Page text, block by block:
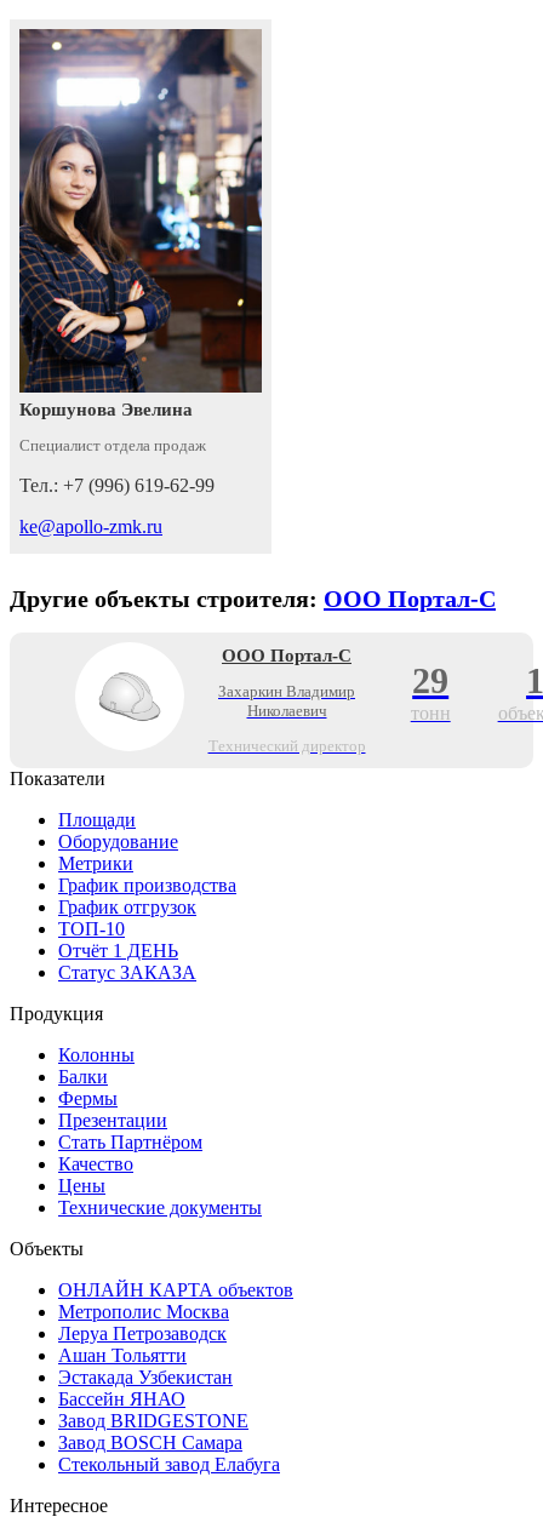
Коршунова Эвелина
Специалист отдела продаж
Тел.: +7 (996) 619-62-99
ke@apollo-zmk.ru
Другие объекты строителя: ООО Портал-С
ООО Портал-С
Захаркин Владимир
Николаевич
Технический директор
29
тонн
Показатели
Площади
Оборудование
Метрики
График производства
График отгрузок
ТОП-10
Отчёт 1 ДЕНЬ
Статус ЗАКАЗА
Продукция
Колонны
Балки
Фермы
Презентации
Стать Партнёром
Качество
Цены
Технические документы
Объекты
ОНЛАЙН КАРТА объектов
Метрополис Москва
Леруа Петрозаводск
Ашан Тольятти
Эстакада Узбекистан
Бассейн ЯНАО
Завод BRIDGESTONE
Завод BOSCH Самара
Стекольный завод Елабуга
Интересное